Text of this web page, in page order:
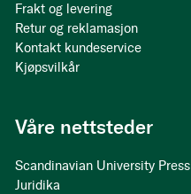
Frakt og levering
Retur og reklamasjon
Kontakt kundeservice
Kjøpsvilkår
Våre nettsteder
Scandinavian University Press
Juridika